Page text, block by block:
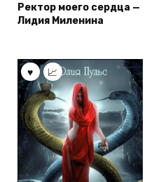
Ректор моего сердца —
Лидия Миленина